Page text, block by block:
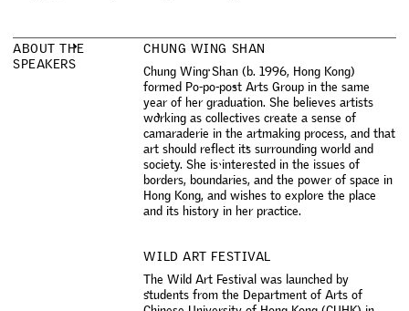
ABOUT THE
SPEAKERS
CHUNG WING SHAN
Chung Wing Shan (b. 1996, Hong Kong)
formed Po-po-post Arts Group in the same
year of her graduation. She believes artists
working as collectives create a sense of
camaraderie in the artmaking process, and that
art should refect its surrounding world and
society. She is interested in the issues of
borders, boundaries, and the power of space in
Hong Kong, and wishes to explore the place
and its history in her practice.
WILD ART FESTIVAL
The Wild Art Festival was launched by
students from the Department of Arts of